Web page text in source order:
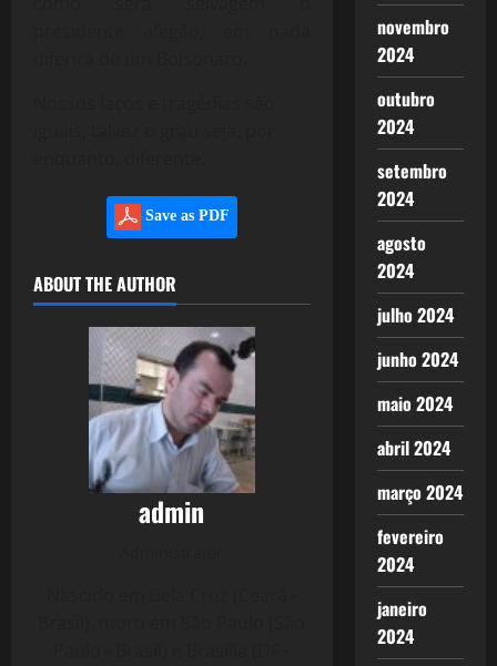
Save as PDF
ABOUT THE AUTHOR
admin
novembro
2024
outubro
2024
setembro
2024
agosto
2024
julho 2024
junho 2024
maio 2024
abril 2024
março 2024
fevereiro
2024
janeiro
2024